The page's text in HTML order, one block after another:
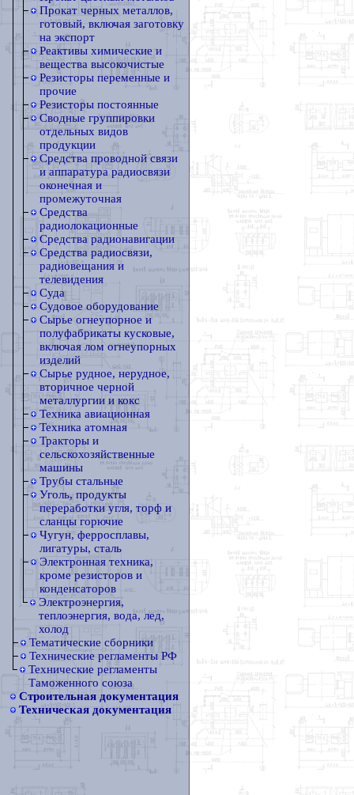
Прокат черных металлов,
готовый, включая заготовку
на экспорт
Реактивы химические и
вещества высокочистые
Резисторы переменные и
прочие
Резисторы постоянные
Сводные группировки
отдельных видов
продукции
Средства проводной связи
и аппаратура радиосвязи
оконечная и
промежуточная
Средства
радиолокационные
Средства радионавигации
Средства радиосвязи,
радиовещания и
телевидения
Суда
Судовое оборудование
Сырье огнеупорное и
полуфабрикаты кусковые,
включая лом огнеупорных
изделий
Сырье рудное, нерудное,
вторичное черной
металлургии и кокс
Техника авиационная
Техника атомная
Тракторы и
сельскохозяйственные
машины
Трубы стальные
Уголь, продукты
переработки угля, торф и
сланцы горючие
Чугун, ферросплавы,
лигатуры, сталь
Электронная техника,
кроме резисторов и
конденсаторов
Электроэнергия,
теплоэнергия, вода, лед,
холод
Тематические сборники
Технические регламенты РФ
Технические регламенты
Таможенного союза
Строительная документация
Техническая документация